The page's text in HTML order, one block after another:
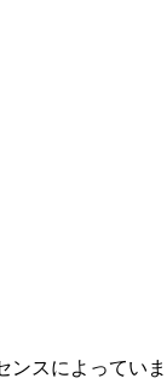
ンスによってい